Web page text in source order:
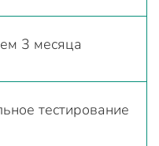
3 месяца
тестирование